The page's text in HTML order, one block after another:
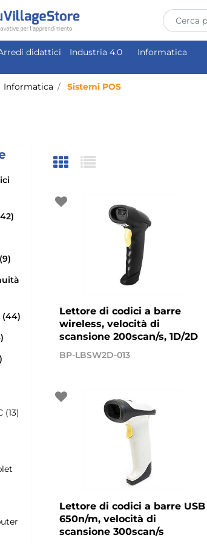
didattici Industria 4.0 Informatica
Informatica Sistemi POS
(44)
(13)
Lettore di codici a barre
wireless, velocità di
scansione 200scan/s, 1D/2D
BP-LBSW2D-013
Lettore di codici a barre USB
650n/m, velocità di
scansione 300scan/s